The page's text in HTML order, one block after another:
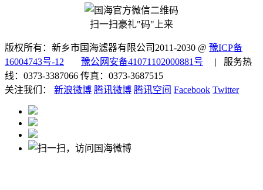
扫一扫豪礼"码"上来
版权所有：新乡市国海滤器有限公司2011-2030 @ 豫ICP备
16004743号-12
豫公网安备41071102000881号
| 服务热
线：0373-3387066 传真：0373-3687515
关注我们：
新浪微博 腾讯微博 腾讯空间 Facebook Twitter